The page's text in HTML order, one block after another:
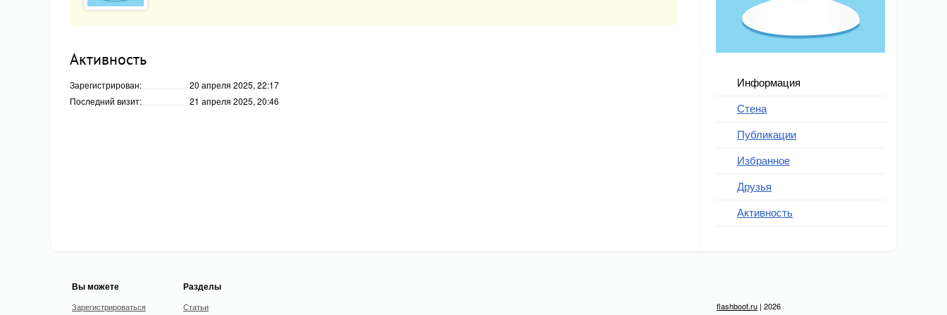
Информация
Стена
Публикации
Избранное
Друзья
Активность
Активность
Зарегистрирован:
20 апреля 2025, 22:17
Последний визит:
21 апреля 2025, 20:46
Вы можете
Зарегистрироваться
Разделы
Статьи flashboot.ru | 2026